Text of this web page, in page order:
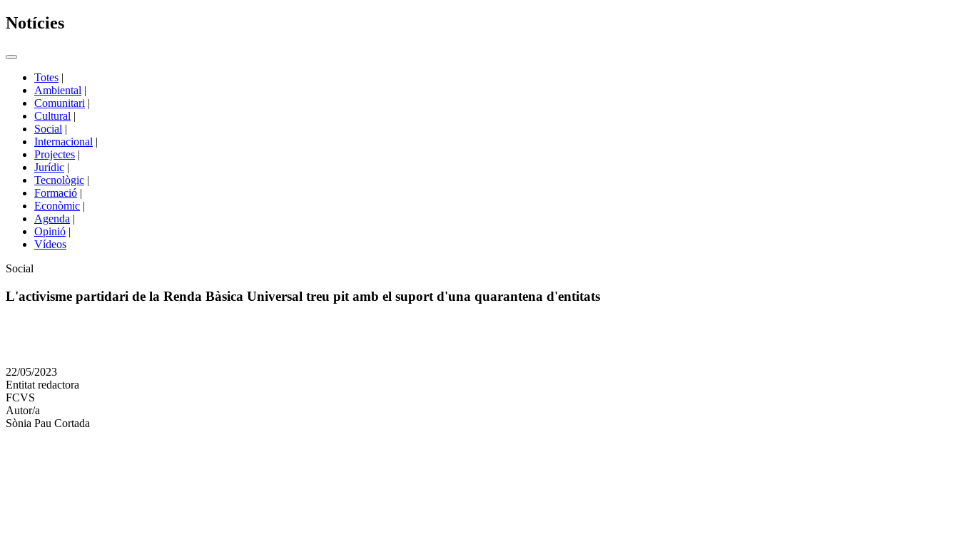
Notícies
Commutador
portals
Totes |
Ambiental |
Comunitari |
Cultural |
Social |
Internacional |
Projectes |
Jurídic |
Tecnològic |
Formació |
Econòmic |
Agenda |
Opinió |
Vídeos
Àmbit
la
Social
L'activisme partidari de la Renda Bàsica Universal treu pit amb el suport d'una quarantena d'entitats
en
altres
xarxes
socials
22/05/2023
Entitat redactora
FCVS
Autor/a
Sònia Pau Cortada